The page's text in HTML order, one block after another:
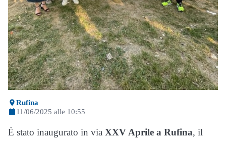
Rufina
11/06/2025 alle 10:55
È stato inaugurato in via XXV Aprile a Rufina, il